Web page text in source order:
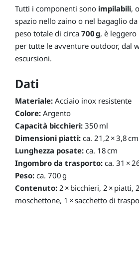
Tutti i componenti sono impilabili,
spazio nello zaino o nel bagaglio
peso totale di circa 700 g, è
per tutte le avventure outdoor, dal
escursioni.
Dati
Materiale: Acciaio inox resistente
Colore: Argento
Capacità bicchieri: 350 ml
Dimensioni piatti: ca. 21,2 × 3,8 cm
Lunghezza posate: ca. 18 cm
Ingombro da trasporto: ca. 31 ×
Peso: ca. 700 g
Contenuto: 2 × bicchieri, 2 × piatti,
moschettone, 1 × sacchetto di